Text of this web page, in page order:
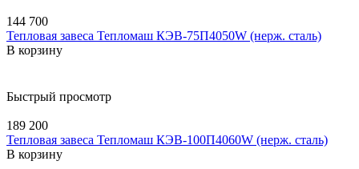
144 700
Тепловая завеса Тепломаш КЭВ-75П4050W (нерж. сталь)
В корзину
Быстрый просмотр
189 200
Тепловая завеса Тепломаш КЭВ-100П4060W (нерж. сталь)
В корзину